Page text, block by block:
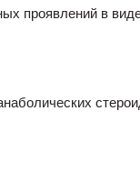
проявлений в